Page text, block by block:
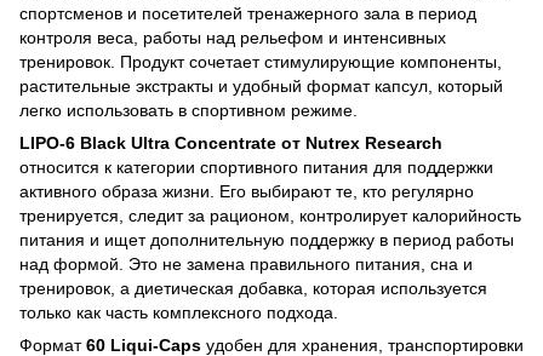
спортсменов и посетителей тренажерного зала в период
контроля веса, работы над рельефом и интенсивных
тренировок. Продукт сочетает стимулирующие компоненты,
растительные экстракты и удобный формат капсул, который
легко использовать в спортивном режиме.
LIPO-6 Black Ultra Concentrate от Nutrex Research
относится к категории спортивного питания для поддержки
активного образа жизни. Его выбирают те, кто регулярно
тренируется, следит за рационом, контролирует калорийность
питания и ищет дополнительную поддержку в период работы
над формой. Это не замена правильного питания, сна и
тренировок, а диетическая добавка, которая используется
только как часть комплексного подхода.
Формат60 Liqui-Caps удобен для хранения, транспортировки